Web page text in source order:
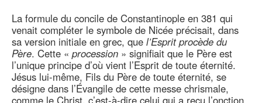
La formule du concile de Constantinople en 381 qui
venait compléter le symbole de Nicée précisait, dans
sa version initiale en grec, que l’Esprit procède du
Père. Cette « procession » signifiait que le Père est
l’unique principe d’où vient l’Esprit de toute éternité.
Jésus lui-même, Fils du Père de toute éternité, se
désigne dans l’Évangile de cette messe chrismale,
comme le Christ, c’est-à-dire celui qui a reçu l’onction